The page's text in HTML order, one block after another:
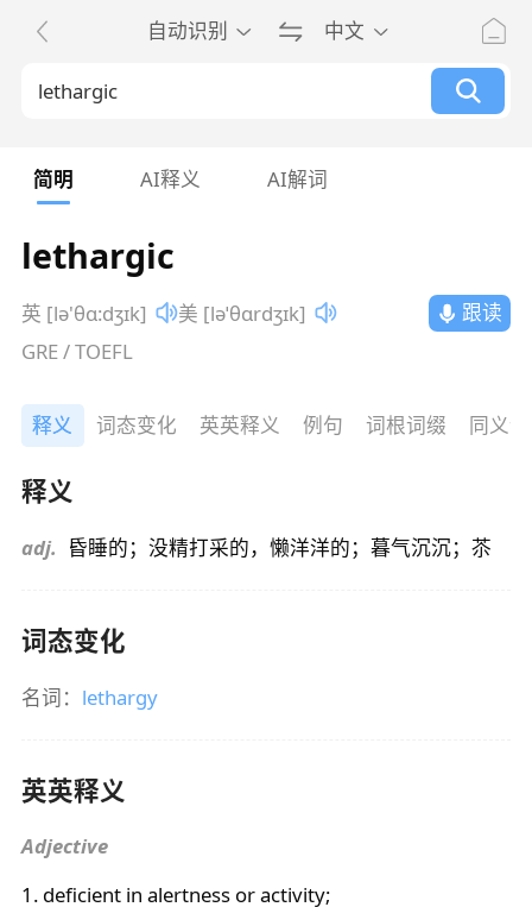
自动识别 中文
简明 AI释义 AI解词
lethargic
英 [lə'θɑ:dʒɪk] 美 [ləˈθɑrdʒɪk]
跟读
GRE / TOEFL
释义 词态变化 英英释义 例句 词根词缀 同义词
释义
adj. 昏睡的；没精打采的，懒洋洋的；暮气沉沉；苶
词态变化
名词： lethargy
英英释义
Adjective
1. deficient in alertness or activity;